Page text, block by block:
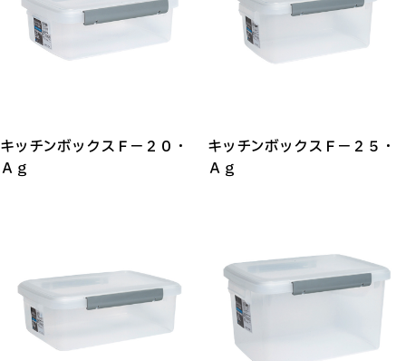
キッチンボックスＦ－２０・
Ａｇ
キッチンボックスＦ－２５・
Ａｇ